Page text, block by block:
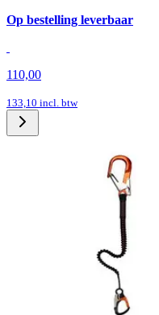
Op bestelling leverbaar
110,00
133,10 incl. btw